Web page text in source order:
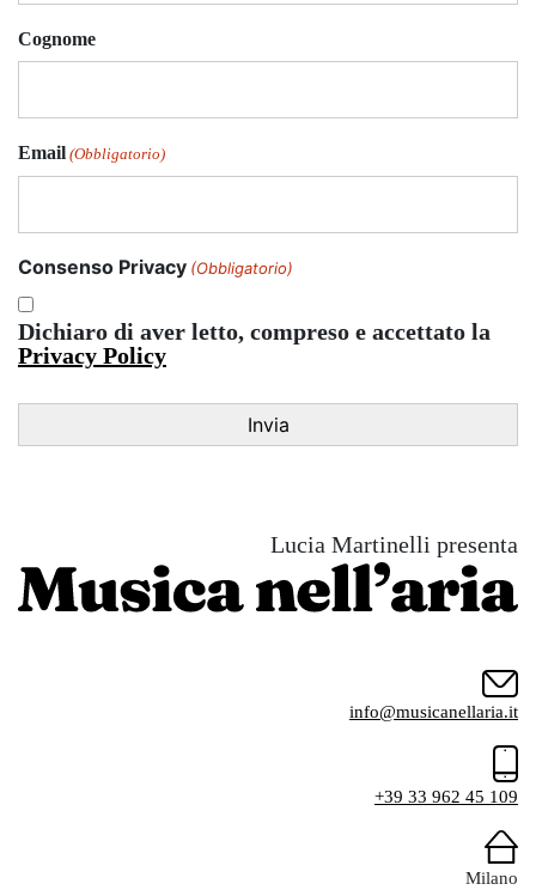
Cognome
Email (Obbligatorio)
Consenso Privacy (Obbligatorio)
Dichiaro di aver letto, compreso e accettato la
Privacy Policy
Lucia Martinelli presenta
info@musicanellaria.it
+39 33 962 45 109
Milano